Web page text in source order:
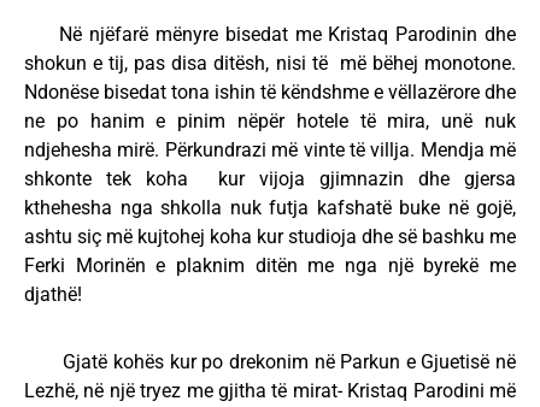
Në njëfarë mënyre bisedat me Kristaq Parodinin dhe
shokun e tij, pas disa ditësh, nisi të më bëhej monotone.
Ndonëse bisedat tona ishin të këndshme e vëllazërore dhe
ne po hanim e pinim nëpër hotele të mira, unë nuk
ndjehesha mirë. Përkundrazi më vinte të villja. Mendja më
shkonte tek koha kur vijoja gjimnazin dhe gjersa
kthehesha nga shkolla nuk futja kafshatë buke në gojë,
ashtu siç më kujtohej koha kur studioja dhe së bashku me
Ferki Morinën e plaknim ditën me nga një byrekë me
djathë!
Gjatë kohës kur po drekonim në Parkun e Gjuetisë në
Lezhë, në një tryez me gjitha të mirat- Kristaq Parodini më